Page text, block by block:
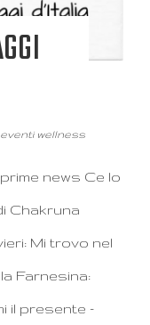
eventi wellness
news Ce lo
Chakruna
Mi trovo nel
Farnesina:
il presente –